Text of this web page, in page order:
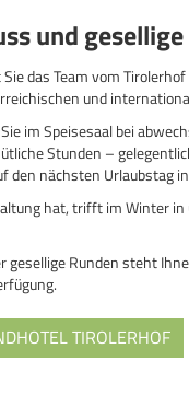
und
das Team vom
und
im Speisesaal bei
Stunden –
den nächsten Urlaubstag
hat, trifft im Winter in
gesellige Runden steht
TIROLERHOF